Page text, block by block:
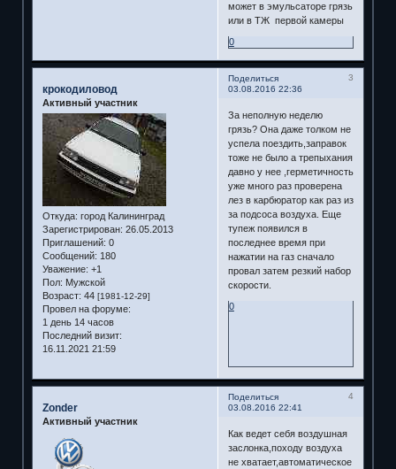
может в эмульсаторе грязь
или в ТЖ первой камеры
0
Поделиться
3
03.08.2016 22:36
крокодиловод
Активный участник
Откуда: город Калининград
Зарегистрирован: 26.05.2013
Приглашений: 0
Сообщений: 180
Уважение: +1
Пол: Мужской
Возраст: 44 [1981-12-29]
Провел на форуме:
1 день 14 часов
Последний визит:
16.11.2021 21:59
За неполную неделю
грязь? Она даже толком не
успела поездить,заправок
тоже не было а трепыхания
давно у нее ,герметичность
уже много раз проверена
лез в карбюратор как раз из
за подсоса воздуха. Еще
тупеж появился в
последнее время при
нажатии на газ сначало
провал затем резкий набор
скорости.
0
Поделиться
4
03.08.2016 22:41
Zonder
Активный участник
Как ведет себя воздушная
заслонка,походу воздуха
не хватает,автоматическое